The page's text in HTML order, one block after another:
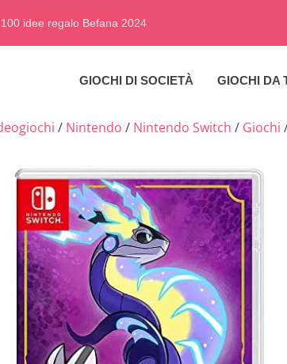
100 idee regalo Befana 2024
GIOCHI DI SOCIETÀ GIOCHI DA
/ Nintendo / Nintendo Switch / Giochi